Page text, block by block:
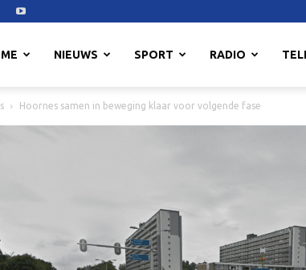
NIEUWS SPORT RADIO
Hoornes samen in beweging klaar voor volgende fase